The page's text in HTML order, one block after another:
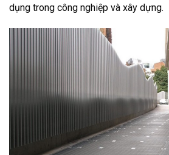
dụng trong công nghiệp và xây dựng.